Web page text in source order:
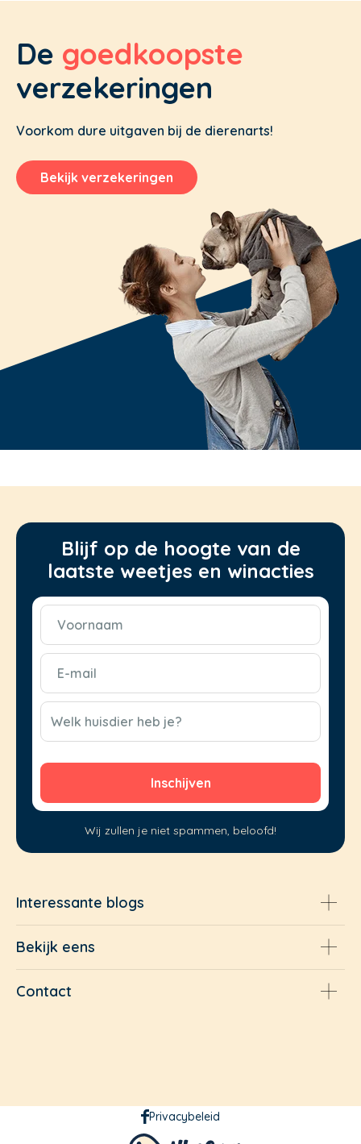
De goedkoopste
verzekeringen
Voorkom dure uitgaven bij de dierenarts!
Bekijk verzekeringen
Blijf op de hoogte van de
laatste weetjes en winacties
Voornaam
(Vereist)
E-
mail
(Vereist)
CAPTCHA
Welk huisdier heb je?
Wij zullen je niet spammen, beloofd!
Interessante blogs
Bekijk eens
Contact
Privacybeleid